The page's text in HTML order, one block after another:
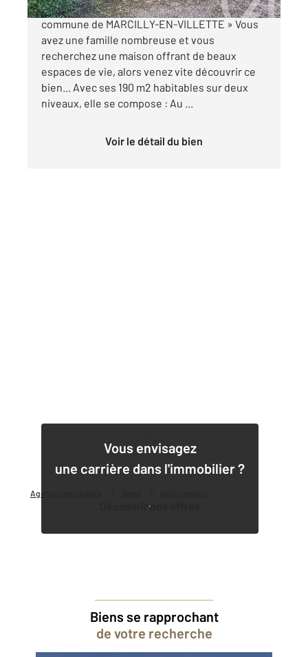
Agence immobilière
« SPACIEUSE MAISON TRADITIONNELLE,
commune de MARCILLY-EN-VILLETTE » Vous
avez une famille nombreuse et vous
recherchez une maison offrant de beaux
espaces de vie, alors venez vite découvrir ce
bien... Avec ses 190 m2 habitables sur deux
niveaux, elle se compose : Au ...
Voir le détail du bien
Vous envisagez
une carrière dans l'immobilier ?
Découvrir nos offres
Biens se rapprochant
de votre recherche